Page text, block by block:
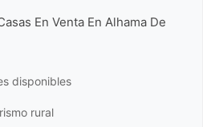
En Venta En Alhama De
disponibles
rural